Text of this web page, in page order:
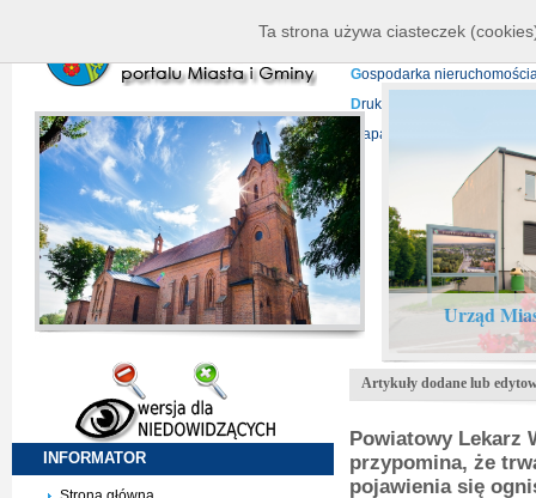
P
rojekty europejskie
Gospodarka
Druki do pobrania
Mapa serwisu
Urząd
INFORMATOR
Artykuły dodane lub
Powiatowy Lekarz
przypomina, że
pojawienia się
Ta strona używa ciasteczek